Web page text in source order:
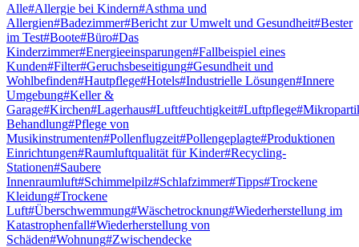
Alle#Allergie bei Kindern#Asthma und
Allergien#Badezimmer#Bericht zur Umwelt und Gesundheit#Bester
im Test#Boote#Büro#Das
Kinderzimmer#Energieeinsparungen#Fallbeispiel eines
Kunden#Filter#Geruchsbeseitigung#Gesundheit und
Wohlbefinden#Hautpflege#Hotels#Industrielle Lösungen#Innere
Umgebung#Keller &
Garage#Kirchen#Lagerhaus#Luftfeuchtigkeit#Luftpflege
Behandlung#Pflege von
Musikinstrumenten#Pollenflugzeit#Pollengeplagte#Produktionen
Einrichtungen#Raumluftqualität für Kinder#Recycling-
Stationen#Saubere
Innenraumluft#Schimmelpilz#Schlafzimmer#Tipps#Trockene
Kleidung#Trockene
Luft#Überschwemmung#Wäschetrocknung#Wiederherstellung im
Katastrophenfall#Wiederherstellung von
Schäden#Wohnung#Zwischendecke